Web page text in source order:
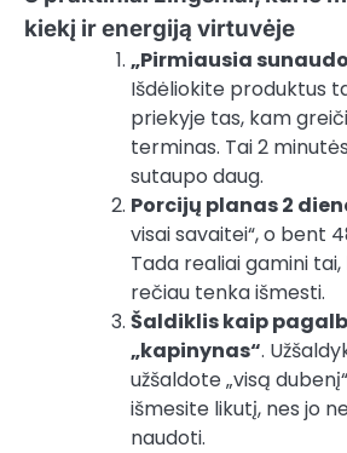
kiekį ir energiją virtuvėje
„Pirmiausia
Išdėliokite produktus
priekyje tas, kam
terminas. Tai 2
sutaupo daug.
Porcijų planas 2
visai savaitei“, o bent
Tada realiai gamini
rečiau tenka išmesti.
Šaldiklis kaip
„kapinynas“.
užšaldote „visą
išmesite likutį, nes jo
naudoti.